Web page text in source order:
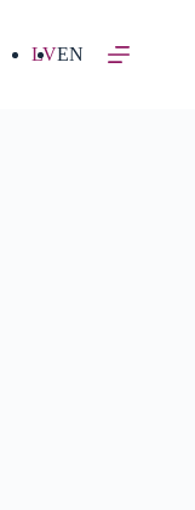
LVEN